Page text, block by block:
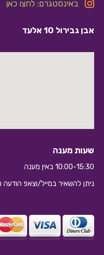
באינסטגרם: לחצו כאן
אבן גבירול 10 אלעד
שעות מענה
10:00-15:30 באין מענה
ניתן להשאיר במייל/וצאפ הודעה